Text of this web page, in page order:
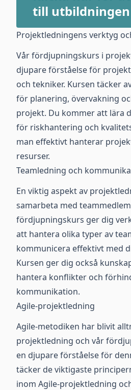
till utbildningen
Projektledningens verktyg
Vår fördjupningskurs i
djupare förståelse för
och tekniker. Kursen täcker
för planering, övervakning
projekt. Du kommer att lära
för riskhantering och
man effektivt hanterar
resurser.
Teamledning och
En viktig aspekt av
samarbeta med
fördjupningskurs ger dig
att hantera olika typer av
kommunicera effektivt med
Kursen ger dig också
hantera konflikter och
kommunikation.
Agile-projektledning
Agile-metodiken har blivit
projektledning och vår
en djupare förståelse för
täcker de viktigaste
inom Agile-projektledning